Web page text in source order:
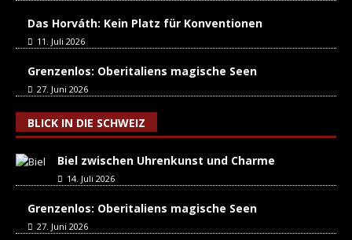
Das Horváth: Kein Platz für Konventionen
11. Juli 2026
Grenzenlos: Oberitaliens magische Seen
27. Juni 2026
BLICK IN DIE SCHWEIZ
Biel zwischen Uhrenkunst und Charme
14. Juli 2026
Grenzenlos: Oberitaliens magische Seen
27. Juni 2026